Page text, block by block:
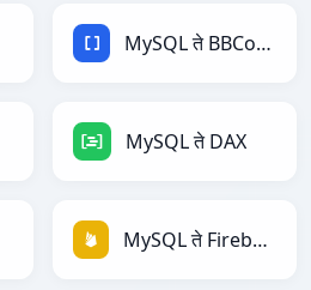
MySQL ते BBCode
MySQL ते DAX
MySQL ते Firebase